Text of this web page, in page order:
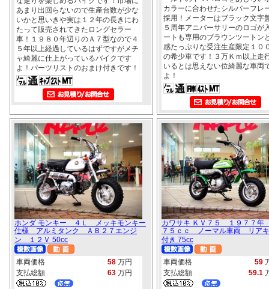
あまり出回らないので生産台数が少な
いかと思いきや実は１２年の長きにわ
たって販売されてきたロングセラー
車！１９８０年辺りのＡ７型なので４
５年以上経過しているはずですがメチ
ャ綺麗に仕上がっているバイクです
よ！パーツリストのおまけ付きです！
カラーに合わせたシルバーフレ
採用！メーターはブラック文字
５周年アニバーサリーのロゴが
ートも専用のブラウンツートン
感たっぷりな受注生産限定１０
の希少車です！３万Ｋｍ以上走
いるとは思えない位綺麗な車両
よ！
ホンダ モンキー ４Ｌ メッキモンキー
仕様 アルミタンク ＡＢ２７エンジ
ン １２Ｖ 50cc
車両価格 58 万円
支払総額
63 万円
カワサキ ＫＶ７５ １９７７
７５ｃｃ ノーマル車両 リア
付き 75cc
車両価格 59
支払総額
59.1